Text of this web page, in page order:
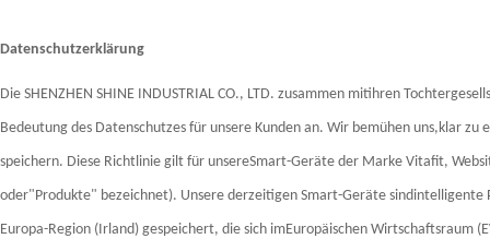
Datenschutzerklärung
Die SHENZHEN SHINE INDUSTRIAL CO., LTD. zusammen mitihren
Bedeutung des Datenschutzes für unsere Kunden an. Wir bemühen uns,klar
speichern. Diese Richtlinie gilt für unsereSmart-Geräte der Marke Vitafit,
oder"Produkte" bezeichnet). Unsere derzeitigen Smart-Geräte sindintelligente
Europa-Region (Irland) gespeichert, die sich imEuropäischen Wirtschaftsraum